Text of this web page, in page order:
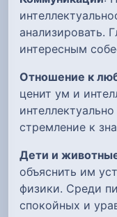
анализировать.
интересным
Отношение к
ценит ум и
стремление к
Дети и
объяснить им
физики. Среди
спокойных и